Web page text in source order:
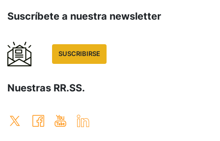
Suscríbete a nuestra newsletter
SUSCRIBIRSE
Nuestras RR.SS.